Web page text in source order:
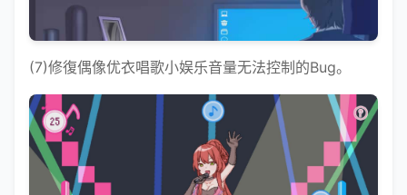
(7)修復偶像优衣唱歌小娱乐音量无法控制的Bug。